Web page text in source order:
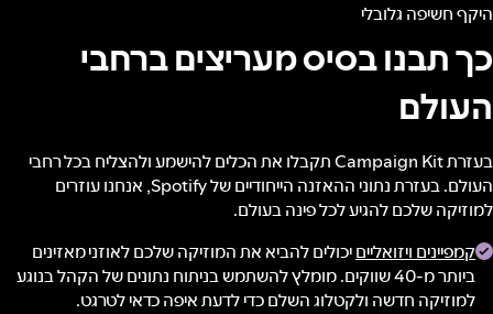
היקף חשיפה גלובלי
כך תבנו בסיס מעריצים ברחבי
העולם
בעזרת Campaign Kit תקבלו את הכלים להישמע ולהצליח בכל רחבי
העולם. בעזרת נתוני ההאזנה הייחודיים של Spotify, אנחנו עוזרים
למוזיקה שלכם להגיע לכל פינה בעולם.
קמפיינים ויזואלייםיכולים להביא את המוזיקה שלכם לאוזני מאזינים
ביותר מ-40 שווקים. מומלץ להשתמש בניתוח נתונים של הקהל בנוגע
למוזיקה חדשה ולקטלוג השלם כדי לדעת איפה כדאי לטרגט.